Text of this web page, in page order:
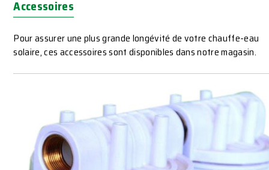
Accessoires
Pour assurer une plus grande longévité de votre chauffe-eau
solaire, ces accessoires sont disponibles dans notre magasin.